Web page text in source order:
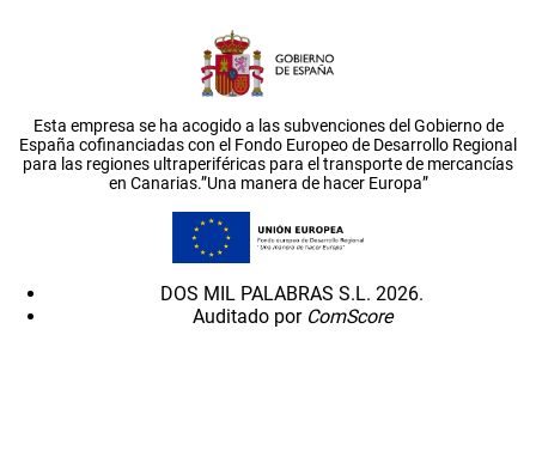
Esta empresa se ha acogido a las subvenciones del Gobierno de
España cofinanciadas con el Fondo Europeo de Desarrollo Regional
para las regiones ultraperiféricas para el transporte de mercancías
en Canarias.”Una manera de hacer Europa”
DOS MIL PALABRAS S.L. 2026.
Auditado por ComScore